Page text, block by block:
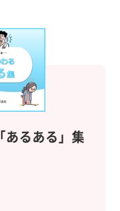
「あるある」集